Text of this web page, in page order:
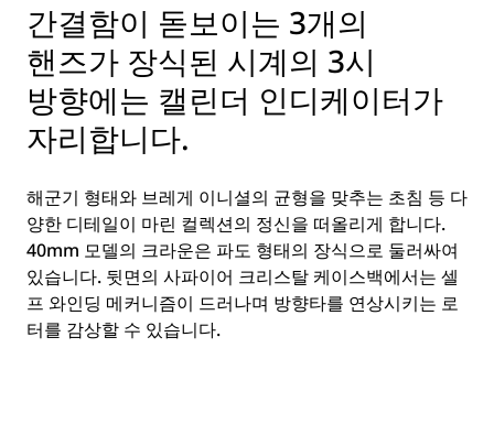
간결함이 돋보이는 3개의
핸즈가 장식된 시계의 3시
방향에는 캘린더 인디케이터가
자리합니다.
해군기 형태와 브레게 이니셜의 균형을 맞추는 초침 등 다
양한 디테일이 마린 컬렉션의 정신을 떠올리게 합니다.
40mm 모델의 크라운은 파도 형태의 장식으로 둘러싸여
있습니다. 뒷면의 사파이어 크리스탈 케이스백에서는 셀
프 와인딩 메커니즘이 드러나며 방향타를 연상시키는 로
터를 감상할 수 있습니다.